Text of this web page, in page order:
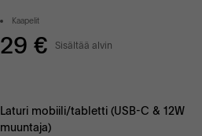
Kaapelit
29 € Sisältää alvin
Laturi mobiili/tabletti (USB-C & 12W
muuntaja)